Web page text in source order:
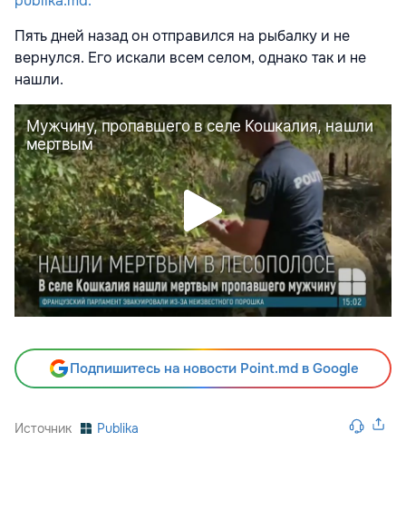
Пять дней назад он отправился на рыбалку и не
вернулся. Его искали всем селом, однако так и не
нашли.
Подпишитесь на новости Point.md в Google
Источник Publika